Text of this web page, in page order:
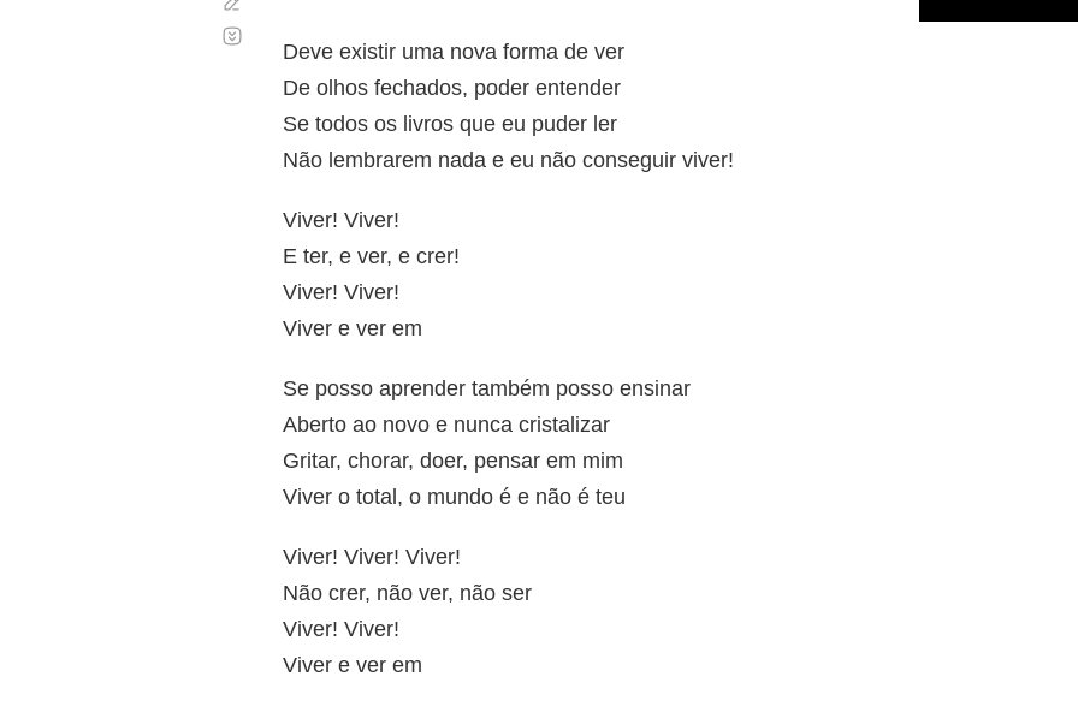
Deve existir uma nova forma de ver
De olhos fechados, poder entender
Se todos os livros que eu puder ler
Não lembrarem nada e eu não conseguir viver!
Viver! Viver!
E ter, e ver, e crer!
Viver! Viver!
Viver e ver em
Se posso aprender também posso ensinar
Aberto ao novo e nunca cristalizar
Gritar, chorar, doer, pensar em mim
Viver o total, o mundo é e não é teu
Viver! Viver! Viver!
Não crer, não ver, não ser
Viver! Viver!
Viver e ver em
automático